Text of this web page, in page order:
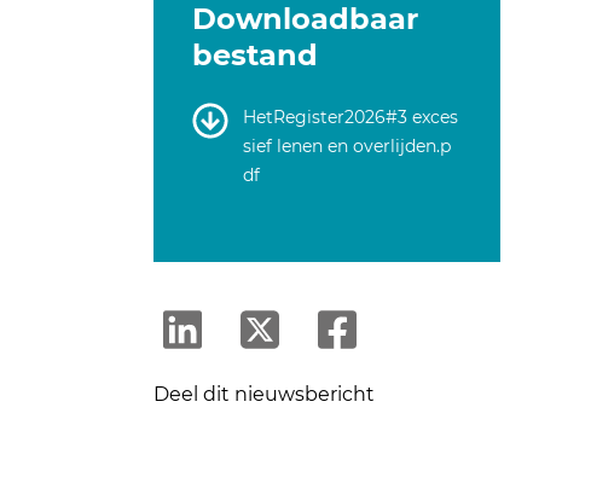
Downloadbaar
bestand
HetRegister2026#3 exces
sief lenen en overlijden.p
df
Deel dit nieuwsbericht